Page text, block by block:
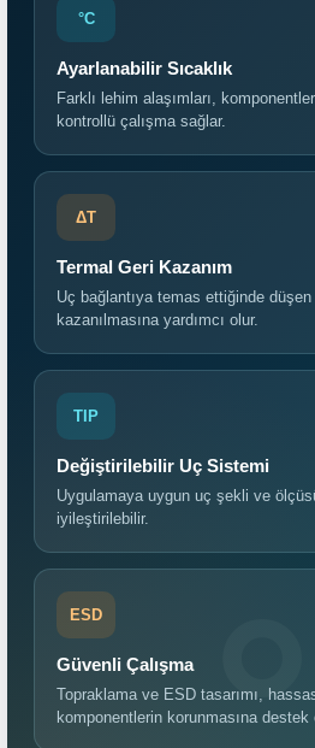
°C
Ayarlanabilir Sıcaklık
Farklı lehim alaşımları,
kontrollü çalışma sağlar.
ΔT
Termal Geri Kazanım
Uç bağlantıya temas ettiğinde düşen
kazanılmasına yardımcı olur.
TIP
Değiştirilebilir Uç Sistemi
Uygulamaya uygun uç şekli ve
iyileştirilebilir.
ESD
Güvenli Çalışma
Topraklama ve ESD tasarımı,
komponentlerin korunmasına destek